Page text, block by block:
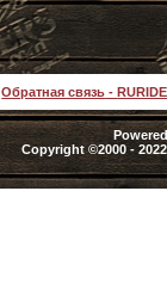
Обратная связь -
Copyright ©2000 -